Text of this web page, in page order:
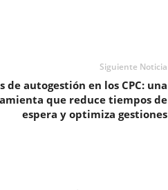
Siguiente Noticia
de autogestión en los CPC: una
que reduce tiempos de
espera y optimiza gestiones